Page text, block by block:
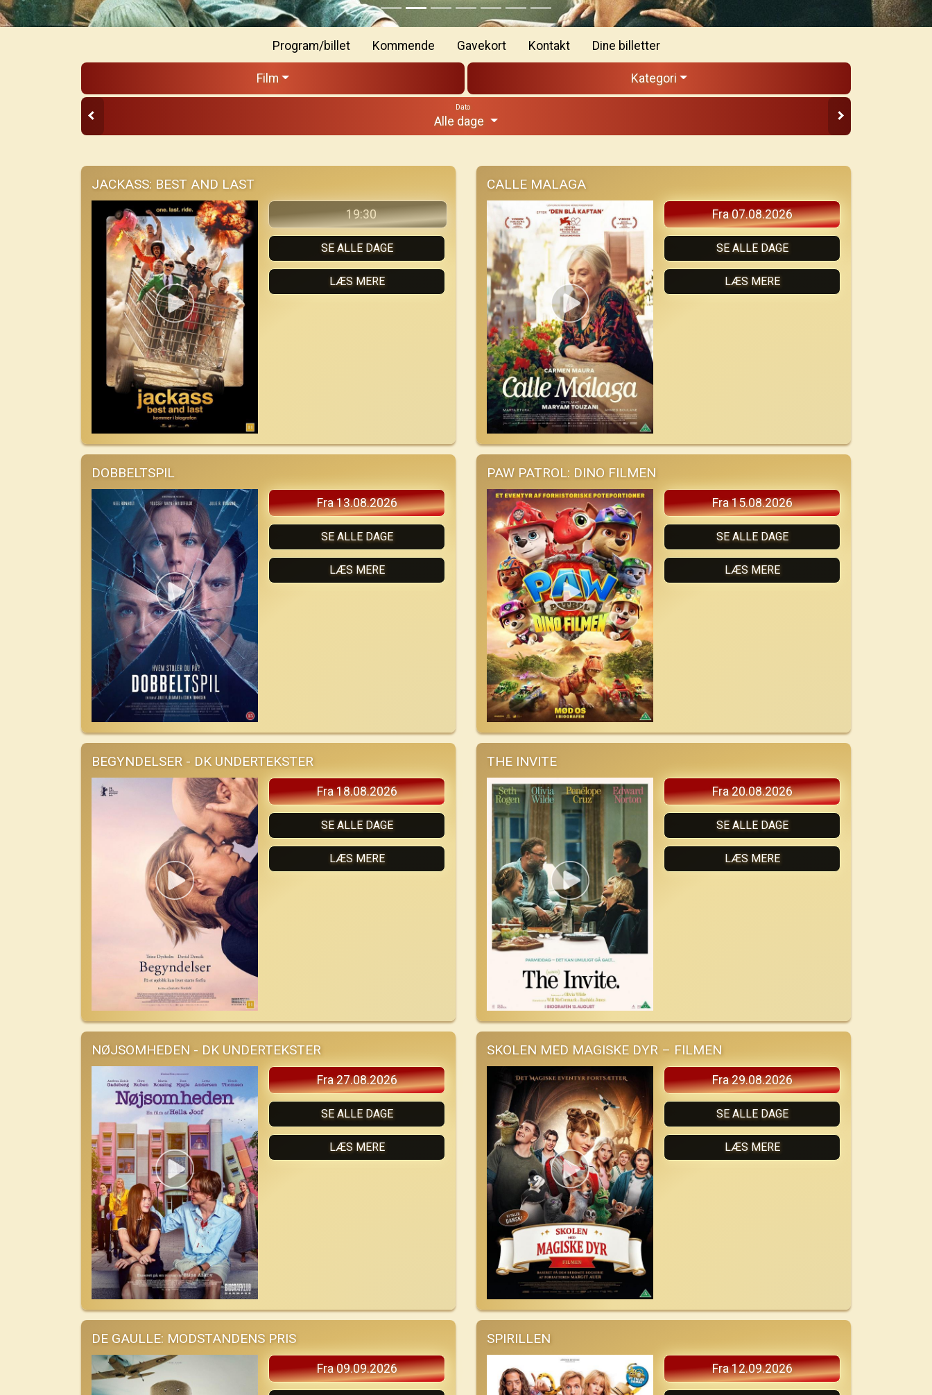
Program/billet Kommende Gavekort Kontakt Dine billetter
Film Kategori
Dato
Alle dage
JACKASS: BEST AND LAST
19:30
SE ALLE DAGE
LÆS MERE
CALLE MALAGA
Fra 07.08.2026
SE ALLE DAGE
LÆS MERE
DOBBELTSPIL
Fra 13.08.2026
SE ALLE DAGE
LÆS MERE
PAW PATROL: DINO FILMEN
Fra 15.08.2026
SE ALLE DAGE
LÆS MERE
BEGYNDELSER - DK UNDERTEKSTER
Fra 18.08.2026
SE ALLE DAGE
LÆS MERE
THE INVITE
Fra 20.08.2026
SE ALLE DAGE
LÆS MERE
NØJSOMHEDEN - DK UNDERTEKSTER
Fra 27.08.2026
SE ALLE DAGE
LÆS MERE
SKOLEN MED MAGISKE DYR – FILMEN
Fra 29.08.2026
SE ALLE DAGE
LÆS MERE
DE GAULLE: MODSTANDENS PRIS
Fra 09.09.2026
SPIRILLEN
Fra 12.09.2026